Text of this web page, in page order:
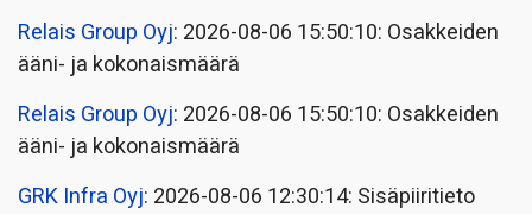
Relais Group Oyj: 2026-08-06 15:50:10: Osakkeiden
ääni- ja kokonaismäärä
Relais Group Oyj: 2026-08-06 15:50:10: Osakkeiden
ääni- ja kokonaismäärä
GRK Infra Oyj: 2026-08-06 12:30:14: Sisäpiiritieto